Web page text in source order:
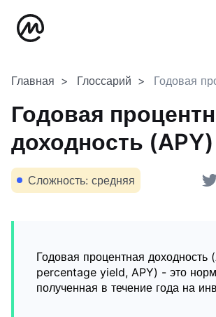
Главная Глоссарий
Годовая
доходность (APY)
Сложность: средняя
Годовая процентная доходность
percentage yield, APY) - это
полученная в течение года на